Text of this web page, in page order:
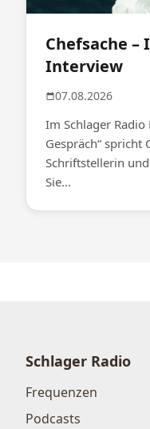
Chefsache –
Interview
07.08.2026
Im Schlager Radio
Gespräch“
Schriftstellerin
Sie...
Schlager Radio
Frequenzen
Podcasts